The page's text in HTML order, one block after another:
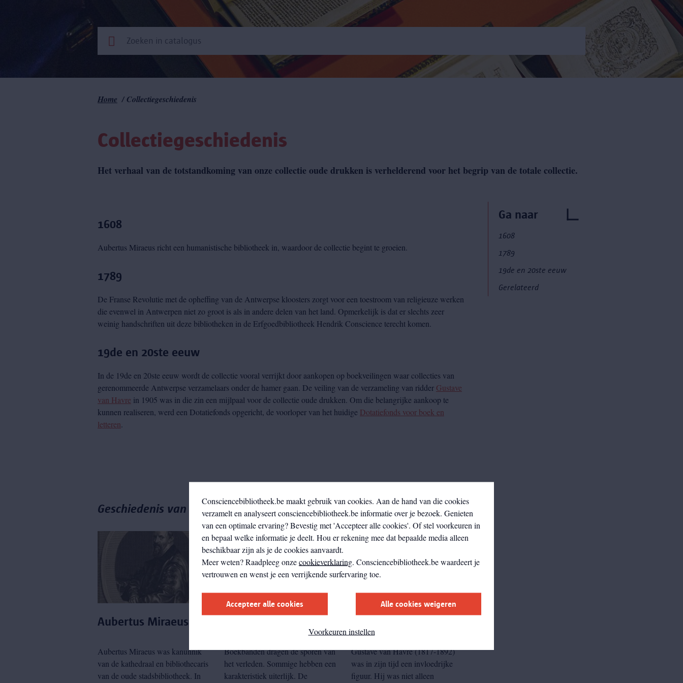
Consciencebibliotheek.be maakt gebruik van cookies. Aan de hand van die cookies
verzamelt en analyseert consciencebibliotheek.be informatie over je bezoek. Genieten
van een optimale ervaring? Bevestig met 'Accepteer alle cookies'. Of stel voorkeuren in
en bepaal welke informatie je deelt. Hou er rekening mee dat bepaalde media alleen
beschikbaar zijn als je de cookies aanvaardt.
Meer weten? Raadpleeg onzecookieverklaring . Consciencebibliotheek.be waardeert je
vertrouwen en wenst je een verrijkende surfervaring toe.
Accepteer alle cookies Alle cookies weigeren
Voorkeuren instellen
Kruimelpad
Home Collectiegeschiedenis
Collectiegeschiedenis
Het verhaal van de totstandkoming van onze collectie oude drukken is verhelderend voor het begrip van de totale collectie.
1608
Aubertus Miraeus richt een humanistische bibliotheek in, waardoor de collectie begint te groeien.
1789
De Franse Revolutie met de opheffing van de Antwerpse kloosters zorgt voor een toestroom van religieuze werken
die evenwel in Antwerpen niet zo groot is als in andere delen van het land. Opmerkelijk is dat er slechts zeer
weinig handschriften uit deze bibliotheken in de Erfgoedbibliotheek Hendrik Conscience terecht komen.
19de en 20ste eeuw
In de 19de en 20ste eeuw wordt de collectie vooral verrijkt door aankopen op boekveilingen waar collecties van
gerenommeerde Antwerpse verzamelaars onder de hamer gaan. De veiling van de verzameling van ridder Gustave
van Havre in 1905 was in die zin een mijlpaal voor de collectie oude drukken. Om die belangrijke aankoop te
kunnen realiseren, werd een Dotatiefonds opgericht, de voorloper van het huidige Dotatiefonds voor boek en
letteren
Geschiedenis van de collectie
Aubertus Miraeus
Aubertus Miraeus was kanunnik
van de kathedraal en bibliothecaris
van de oude stadsbibliotheek. In
Boekbanden dragen de sporen van
het verleden. Sommige hebben een
karakteristiek uiterlijk. De
Gustave van Havre (1817-1892)
was in zijn tijd een invloedrijke
figuur. Hij was niet alleen
Ga naar
1608
1789
19de en 20ste eeuw
Gerelateerd